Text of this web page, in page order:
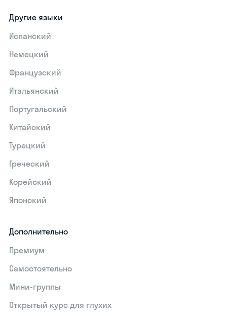
Другие языки
Испанский
Немецкий
Французский
Итальянский
Португальский
Китайский
Турецкий
Греческий
Корейский
Японский
Дополнительно
Премиум
Самостоятельно
Мини-группы
Открытый курс для глухих